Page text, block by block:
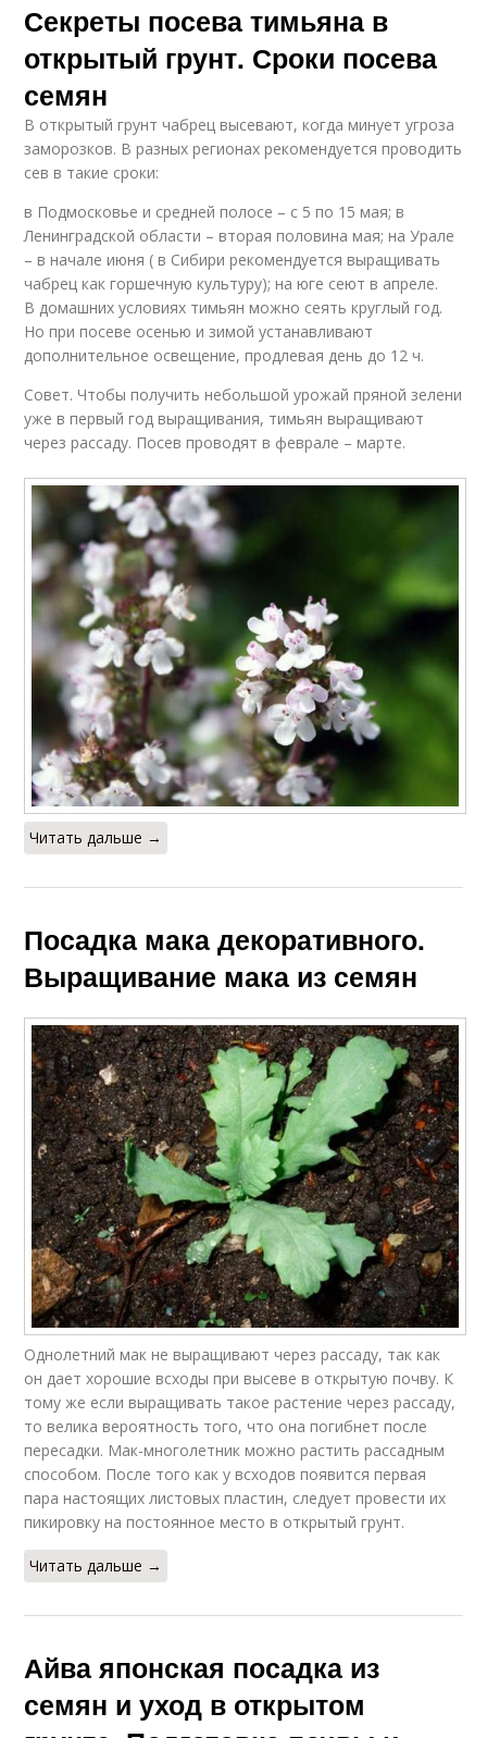
Секреты посева тимьяна в
открытый грунт. Сроки посева
семян
В открытый грунт чабрец высевают, когда минует угроза
заморозков. В разных регионах рекомендуется проводить
сев в такие сроки:
в Подмосковье и средней полосе – с 5 по 15 мая; в
Ленинградской области – вторая половина мая; на Урале
– в начале июня ( в Сибири рекомендуется выращивать
чабрец как горшечную культуру); на юге сеют в апреле.
В домашних условиях тимьян можно сеять круглый год.
Но при посеве осенью и зимой устанавливают
дополнительное освещение, продлевая день до 12 ч.
Совет. Чтобы получить небольшой урожай пряной зелени
уже в первый год выращивания, тимьян выращивают
через рассаду. Посев проводят в феврале – марте.
Читать дальше →
Посадка мака декоративного.
Выращивание мака из семян
Однолетний мак не выращивают через рассаду, так как
он дает хорошие всходы при высеве в открытую почву. К
тому же если выращивать такое растение через рассаду,
то велика вероятность того, что она погибнет после
пересадки. Мак-многолетник можно растить рассадным
способом. После того как у всходов появится первая
пара настоящих листовых пластин, следует провести их
пикировку на постоянное место в открытый грунт.
Читать дальше →
Айва японская посадка из
семян и уход в открытом